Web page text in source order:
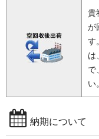
貴
が
す
は
で
い。
納期について